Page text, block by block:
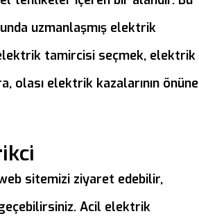
uzmanlaşmış elektrik
tamircisi seçmek, elektrik
olası elektrik kazalarının önüne
sitemizi ziyaret edebilir,
Acil elektrik